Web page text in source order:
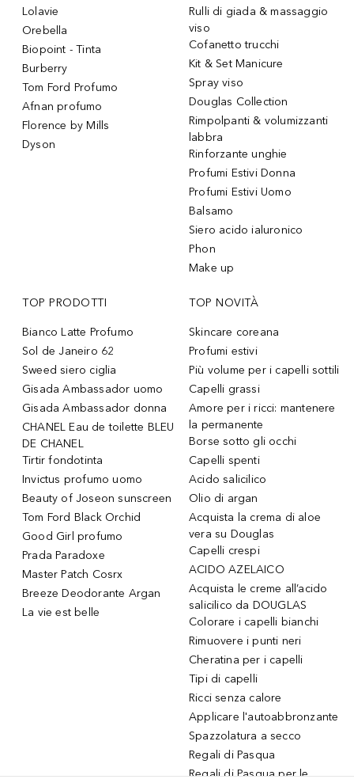
Lolavie
Orebella
Biopoint - Tinta
Burberry
Tom Ford Profumo
Afnan profumo
Florence by Mills
Dyson
Rulli di giada & massaggio
viso
Cofanetto trucchi
Kit & Set Manicure
Spray viso
Douglas Collection
Rimpolpanti & volumizzanti
labbra
Rinforzante unghie
Profumi Estivi Donna
Profumi Estivi Uomo
Balsamo
Siero acido ialuronico
Phon
Make up
TOP PRODOTTI
Bianco Latte Profumo
Sol de Janeiro 62
Sweed siero ciglia
Gisada Ambassador uomo
Gisada Ambassador donna
CHANEL Eau de toilette BLEU
DE CHANEL
Tirtir fondotinta
Invictus profumo uomo
Beauty of Joseon sunscreen
Tom Ford Black Orchid
Good Girl profumo
Prada Paradoxe
Master Patch Cosrx
Breeze Deodorante Argan
La vie est belle
TOP NOVITÀ
Skincare coreana
Profumi estivi
Più volume per i capelli sottili
Capelli grassi
Amore per i ricci: mantenere
la permanente
Borse sotto gli occhi
Capelli spenti
Acido salicilico
Olio di argan
Acquista la crema di aloe
vera su Douglas
Capelli crespi
ACIDO AZELAICO
Acquista le creme all’acido
salicilico da DOUGLAS
Colorare i capelli bianchi
Rimuovere i punti neri
Cheratina per i capelli
Tipi di capelli
Ricci senza calore
Applicare l'autoabbronzante
Spazzolatura a secco
Regali di Pasqua
Regali di Pasqua per le